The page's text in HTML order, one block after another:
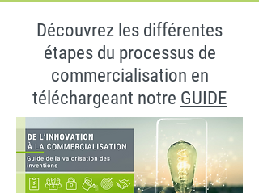
Découvrez les différentes
étapes du processus de
commercialisation en
téléchargeant notre GUIDE